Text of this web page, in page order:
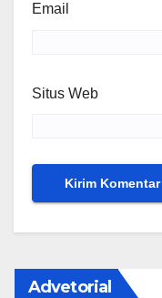
Email
Situs Web
Advetorial